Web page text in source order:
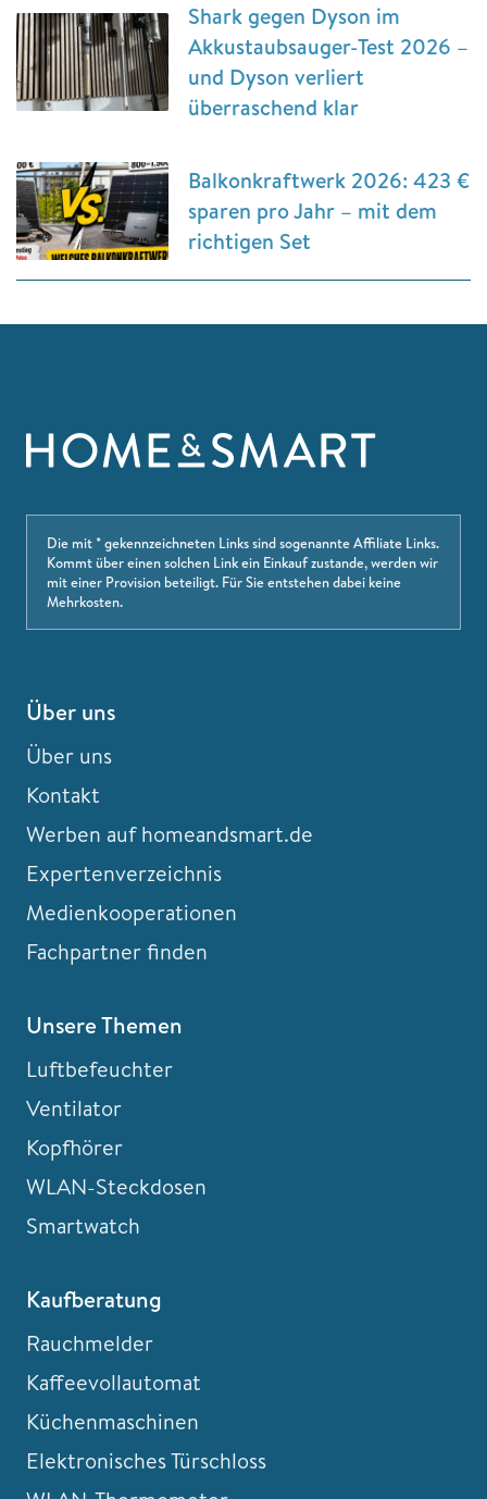
Shark gegen Dyson im
Akkustaubsauger-Test 2026 –
und Dyson verliert
überraschend klar
Balkonkraftwerk 2026: 423 €
sparen pro Jahr – mit dem
richtigen Set
Die mit * gekennzeichneten Links sind sogenannte Affiliate Links.
Kommt über einen solchen Link ein Einkauf zustande, werden wir
mit einer Provision beteiligt. Für Sie entstehen dabei keine
Mehrkosten.
Über uns
Über uns
Kontakt
Werben auf homeandsmart.de
Expertenverzeichnis
Medienkooperationen
Fachpartner finden
Unsere Themen
Luftbefeuchter
Ventilator
Kopfhörer
WLAN-Steckdosen
Smartwatch
Kaufberatung
Rauchmelder
Kaffeevollautomat
Küchenmaschinen
Elektronisches Türschloss